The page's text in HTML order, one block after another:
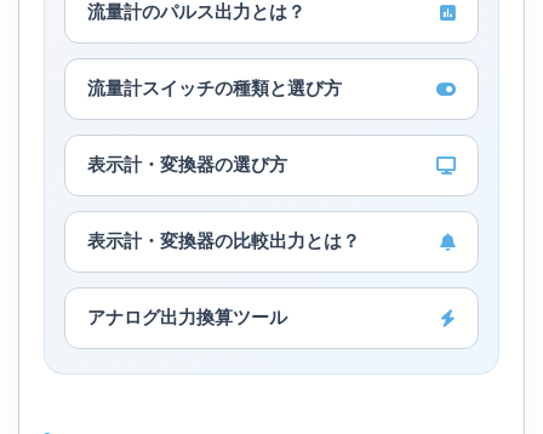
流量計のパルス出力とは？
流量計スイッチの種類と選び方
表示計・変換器の選び方
表示計・変換器の比較出力とは？
アナログ出力換算ツール